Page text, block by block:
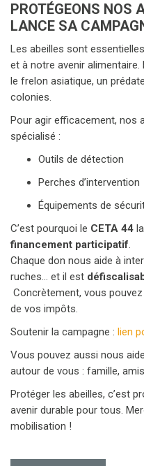
PROTÉGEONS NOS
LANCE SA
Les abeilles sont
et à notre avenir
le frelon asiatique, un
colonies.
Pour agir efficacement, nos
spécialisé :
Outils de détection
Perches d’intervention
Équipements de
C’est pourquoi le CETA 44
financement participatif.
Chaque don nous aide à
ruches… et il est
Concrètement, vous
de vos impôts.
Soutenir la campagne : lien
Vous pouvez aussi nous
autour de vous : famille,
Protéger les abeilles, c’est
avenir durable pour tous.
mobilisation !